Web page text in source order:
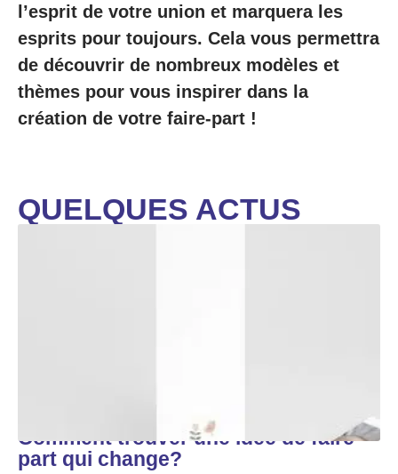
l’esprit de votre union et marquera les
esprits pour toujours. Cela vous permettra
de découvrir de nombreux modèles et
thèmes pour vous inspirer dans la
création de votre faire-part !
QUELQUES ACTUS
Comment trouver une idée de faire
part qui change?